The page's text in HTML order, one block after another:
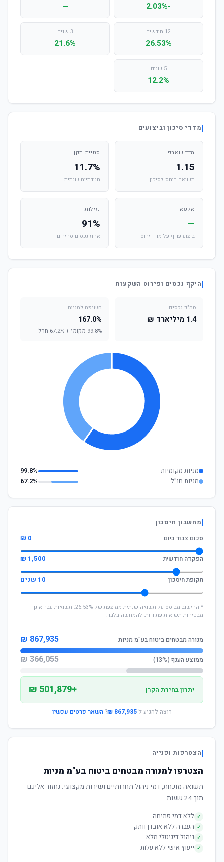
-2.03%
—
12 חודשים
26.53%
3 שנים
21.6%
5 שנים
12.2%
מדדי סיכון וביצועים
מדד שארפ
1.15
תשואה ביחס לסיכון
סטיית תקן
11.7%
תנודתיות שנתית
אלפא
—
ביצוע עודף על מדד ייחוס
נזילות
91%
אחוז נכסים סחירים
היקף נכסים ופירוט השקעות
סה"כ נכסים
1.4 מיליארד ₪
חשיפה למניות
167.0%
99.8% מקומי + 67.2% חו"ל
מניות מקומיות
99.8%
מניות חו"ל
67.2%
מחשבון חיסכון
סכום צבור כיום
0 ₪
הפקדה חודשית 1,500 ₪
תקופת חיסכון 10 שנים
* החישוב מבוסס על תשואה שנתית ממוצעת של 26.53%. תשואות עבר אינן
מבטיחות תשואות עתידיות. להמחשה בלבד.
מנורה מבטחים ביטוח בע"מ מניות 867,935 ₪
ממוצע הענף (13%) 366,055 ₪
יתרון בחירת הקרן +501,879 ₪
רוצה להגיע ל-867,935 ₪
?השאר פרטים עכשיו
הצטרפות ופנייה
הצטרפו למנורה מבטחים ביטוח בע"מ מניות
תשואה מוכחת, דמי ניהול תחרותיים ושירות מקצועי. נחזור אליכם
תוך 24 שעות.
✓ ללא דמי פתיחה
✓ העברה ללא אובדן וותק
✓ ניהול דיגיטלי מלא
✓ ייעוץ אישי ללא עלות